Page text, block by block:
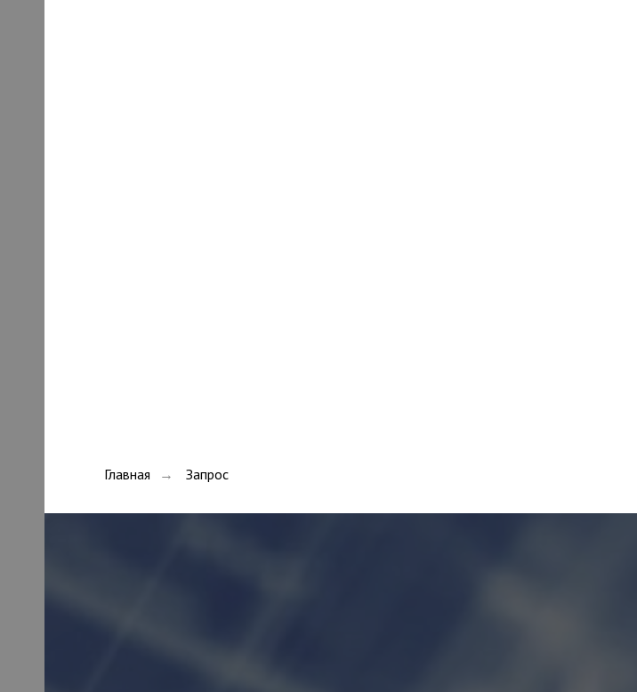
Главная → Запрос